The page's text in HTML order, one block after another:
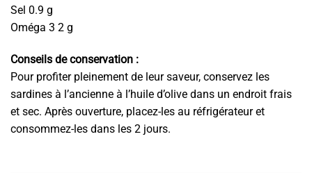
Sel 0.9 g
Oméga 3 2 g
Conseils de conservation :
Pour profiter pleinement de leur saveur, conservez les
sardines à l’ancienne à l’huile d’olive dans un endroit frais
et sec. Après ouverture, placez-les au réfrigérateur et
consommez-les dans les 2 jours.